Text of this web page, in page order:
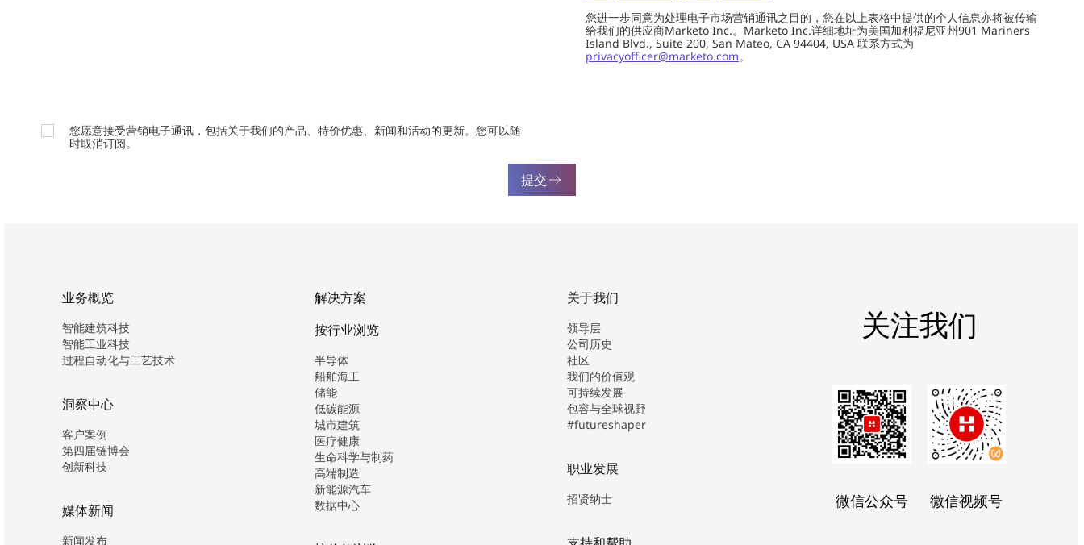
您进一步同意为处理电子市场营销通讯之目的，您在以上表格中提供的个人信息亦将被传输
给我们的供应商Marketo Inc.。Marketo Inc.详细地址为美国加利福尼亚州901 Mariners
Island Blvd., Suite 200, San Mateo, CA 94404, USA 联系方式为
privacyofficer@marketo.com。
您愿意接受营销电子通讯，包括关于我们的产品、特价优惠、新闻和活动的更新。您可以随
时取消订阅。
提交
业务概览
智能建筑科技
智能工业科技
过程自动化与工艺技术
洞察中心
客户案例
第四届链博会
创新科技
媒体新闻
新闻发布
解决方案
按行业浏览
半导体
船舶海工
储能
低碳能源
城市建筑
医疗健康
生命科学与制药
高端制造
新能源汽车
数据中心
关于我们
领导层
公司历史
社区
我们的价值观
可持续发展
包容与全球视野
#futureshaper
职业发展
招贤纳士
关注我们
微信公众号 微信视频号